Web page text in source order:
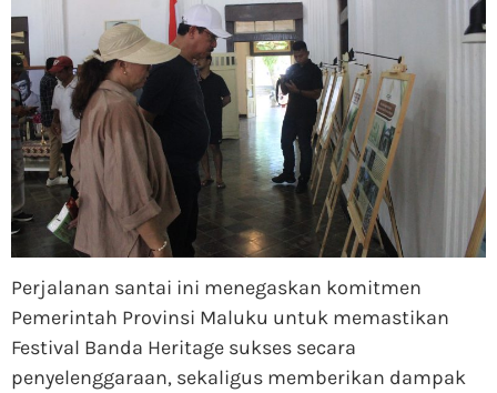
Perjalanan santai ini menegaskan komitmen
Pemerintah Provinsi Maluku untuk memastikan
Festival Banda Heritage sukses secara
penyelenggaraan, sekaligus memberikan dampak